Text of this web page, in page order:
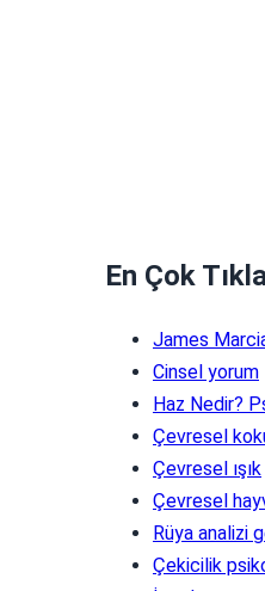
En Çok
James
Cinsel yorum
Haz Nedir?
Çevresel
Çevresel ışık
Çevresel
Rüya analizi
Çekicilik